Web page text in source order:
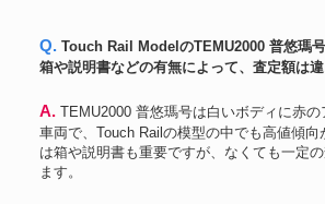
Q. Touch Rail ModelのTEMU2000 普悠瑪号8両セットですが元
箱や説明書などの有無によって、査定額は
A. TEMU2000 普悠瑪号は白いボディに赤のアクセントが特徴の
車両で、Touch Railの模型の中でも高値傾向
は箱や説明書も重要ですが、なくても一定
ます。